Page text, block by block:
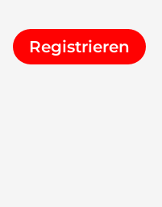
Registrieren